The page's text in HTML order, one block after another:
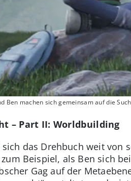
Ben machen sich gemeinsam auf die
– Part II: Worldbuilding
das Drehbuch weit
Beispiel, als Ben sich
Gag auf der